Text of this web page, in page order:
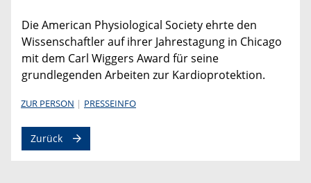
Die American Physiological Society ehrte den
Wissenschaftler auf ihrer Jahrestagung in Chicago
mit dem Carl Wiggers Award für seine
grundlegenden Arbeiten zur Kardioprotektion.
ZUR PERSON PRESSEINFO
Zurück